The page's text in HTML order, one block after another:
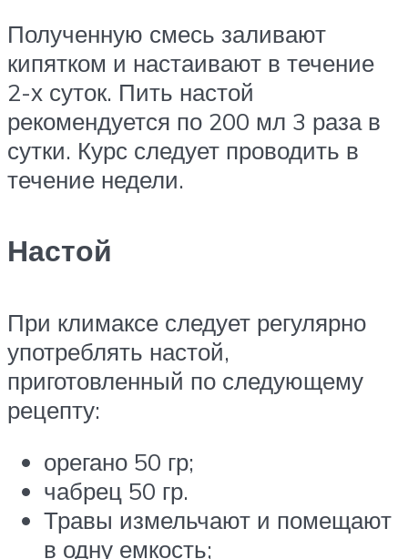
Полученную смесь заливают
кипятком и настаивают в течение
2-х суток. Пить настой
рекомендуется по 200 мл 3 раза в
сутки. Курс следует проводить в
течение недели.
Настой
При климаксе следует регулярно
употреблять настой,
приготовленный по следующему
рецепту:
орегано 50 гр;
чабрец 50 гр.
Травы измельчают и помещают
в одну емкость;